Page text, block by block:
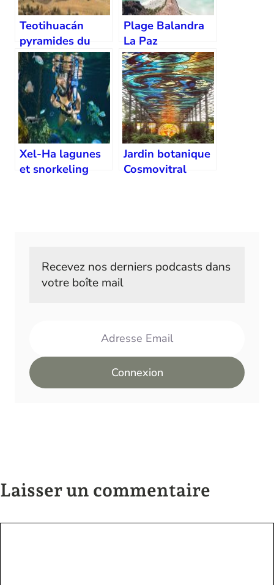
Teotihuacán
pyramides du
soleil et de la
lune
Plage Balandra
La Paz
Xel-Ha lagunes
et snorkeling
Jardin botanique
Cosmovitral
Recevez nos derniers podcasts dans
votre boîte mail
Adresse Email
Connexion
Laisser un commentaire